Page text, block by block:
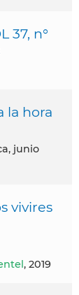
37, n°
la hora
vivires
, 2019